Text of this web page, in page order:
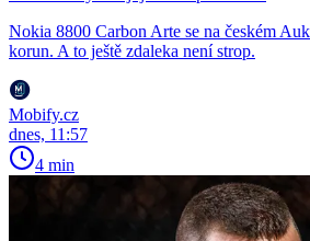
Nokia 8800 Carbon Arte se na českém
korun. A to ještě zdaleka není strop.
Mobify.cz
dnes, 11:57
4 min